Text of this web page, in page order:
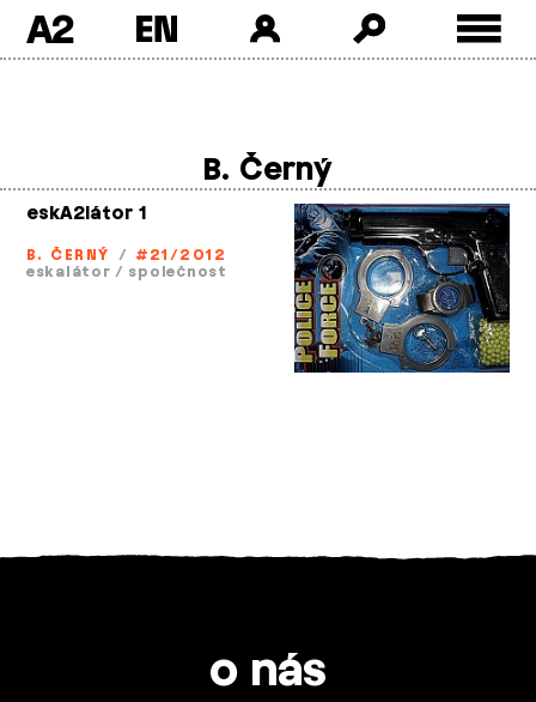
A2
B. Černý
eskA2látor 1
B. ČERNÝ / #21/2012
eskalátor / společnost
o nás